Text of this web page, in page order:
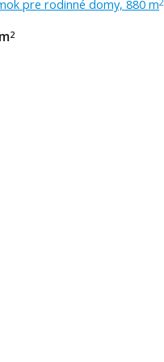
pre rodinné domy, 880 m
2